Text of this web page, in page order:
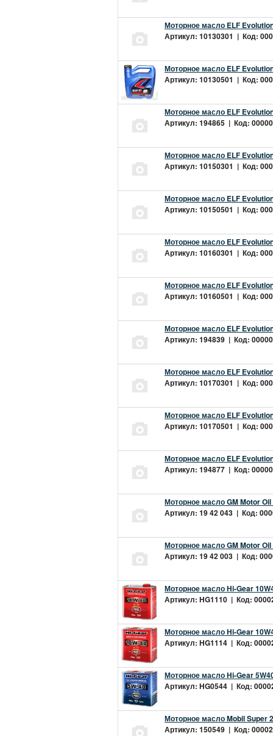
Моторное масло ELF
Артикул: 10130301 | Код:
Моторное масло ELF
Артикул: 10130501 | Код:
Моторное масло ELF
Артикул: 194865 | Код:
Моторное масло ELF
Артикул: 10150301 | Код:
Моторное масло ELF
Артикул: 10150501 | Код:
Моторное масло ELF
Артикул: 10160301 | Код:
Моторное масло ELF
Артикул: 10160501 | Код:
Моторное масло ELF
Артикул: 194839 | Код:
Моторное масло ELF
Артикул: 10170301 | Код:
Моторное масло ELF
Артикул: 10170501 | Код:
Моторное масло ELF
Артикул: 194877 | Код:
Моторное масло GM Motor Oil
Артикул: 19 42 043 | Код:
Моторное масло GM Motor
Артикул: 19 42 003 | Код:
Моторное масло Hi-Gear
Артикул: HG1110 | Код:
Моторное масло Hi-Gear
Артикул: HG1114 | Код:
Моторное масло Hi-Gear
Артикул: HG0544 | Код:
Моторное масло Mobil Super
Артикул: 150549 | Код: